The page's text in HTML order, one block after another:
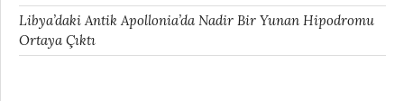
Libya’daki Antik Apollonia’da Nadir Bir Yunan Hipodromu
Ortaya Çıktı